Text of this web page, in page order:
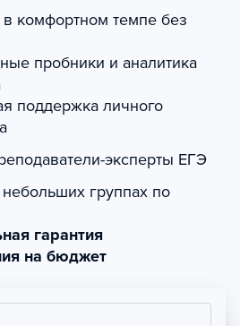
комфортном темпе без
пробники и аналитика
поддержка личного
эксперты ЕГЭ
группах по
гарантия
на бюджет